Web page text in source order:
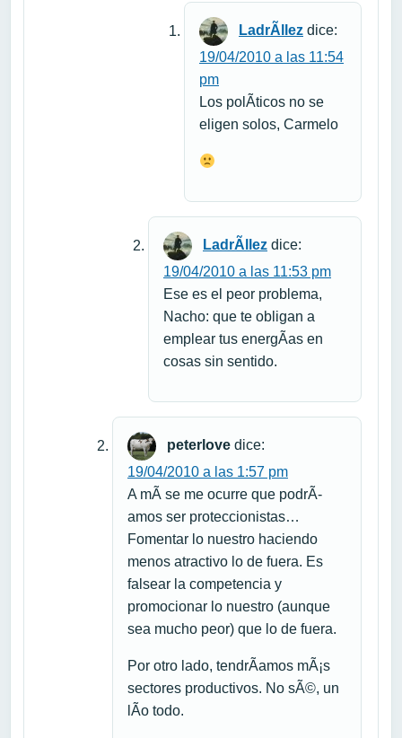
LadrÃ­llez dice:
19/04/2010 a las 11:54
pm
Los polÃ­ticos no se
eligen solos, Carmelo
LadrÃ­llez dice:
19/04/2010 a las 11:53 pm
Ese es el peor problema,
Nacho: que te obligan a
emplear tus energÃ­as en
cosas sin sentido.
peterlove dice:
19/04/2010 a las 1:57 pm
A mÃ­ se me ocurre que podrÃ­
amos ser proteccionistas…
Fomentar lo nuestro haciendo
menos atractivo lo de fuera. Es
falsear la competencia y
promocionar lo nuestro (aunque
sea mucho peor) que lo de fuera.
Por otro lado, tendrÃ­amos mÃ¡s
sectores productivos. No sÃ©, un
lÃ­o todo.